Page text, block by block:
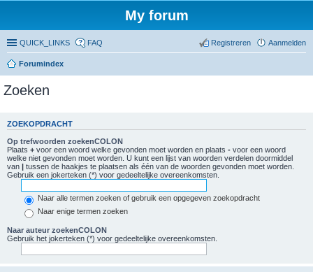
My forum
QUICK_LINKS FAQ Aanmelden
Registreren
Forumindex
Zoeken
ZOEKOPDRACHT
Op trefwoorden zoekenCOLON
Plaats + voor een woord welke gevonden moet worden en plaats - voor een woord
welke niet gevonden moet worden. U kunt een lijst van woorden verdelen doormiddel
van | tussen de haakjes te plaatsen als één van de woorden gevonden moet worden.
Gebruik een jokerteken (*) voor gedeeltelijke overeenkomsten.
Naar alle termen zoeken of gebruik een opgegeven zoekopdracht
Naar enige termen zoeken
Naar auteur zoekenCOLON
Gebruik het jokerteken (*) voor gedeeltelijke overeenkomsten.